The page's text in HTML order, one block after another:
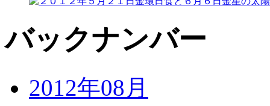
バックナンバー
2012年08月